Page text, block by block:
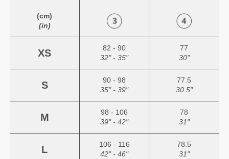
(cm)
(in)
XS
82 - 90
32" - 35"
77
30"
S
90 - 98
35" - 39"
77.5
30.5"
M
98 - 106
39" - 42"
78
31"
L
106 - 116
42" - 46"
78.5
31"